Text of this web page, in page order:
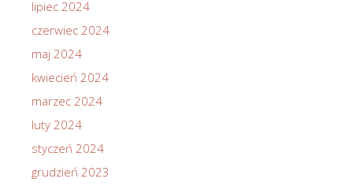
lipiec 2024
czerwiec 2024
maj 2024
kwiecień 2024
marzec 2024
luty 2024
styczeń 2024
grudzień 2023